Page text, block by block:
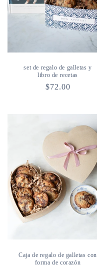
set de regalo de galletas y
libro de recetas
Precio
$72.00
Caja de regalo de galletas con
forma de corazón